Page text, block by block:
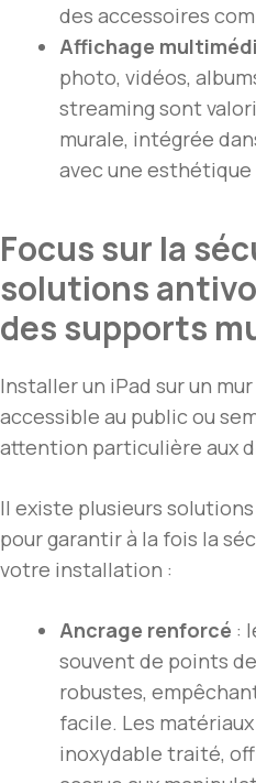
des accessoires
Affichage
photo, vidéos,
streaming sont
murale, intégrée
avec une
Focus sur la
solutions
des supports
Installer un iPad sur un
accessible au public ou
attention particulière aux
Il existe plusieurs
pour garantir à la fois la
votre installation :
Ancrage renforcé :
souvent de points
robustes,
facile. Les
inoxydable traité,